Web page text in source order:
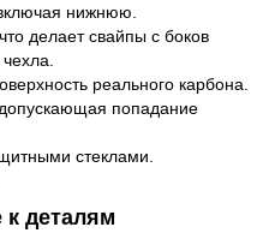
нижнюю.
делает свайпы с боков
реального карбона.
попадание
стеклами.
деталям